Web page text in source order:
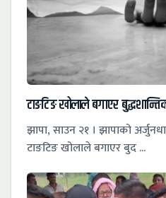
टाङटिङ खोलाले बगाएर
झापा, साउन २१ । झापाको
टाङटिङ खोलाले बगाएर बुद ...